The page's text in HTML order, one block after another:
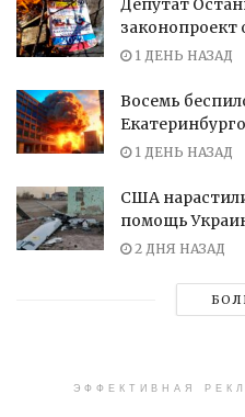
Депутат
законопроект
1 ДЕНЬ НАЗАД
Восемь
1 ДЕНЬ НАЗАД
США
помощь
2 ДНЯ НАЗАД
ЭФФЕКТИВНАЯ